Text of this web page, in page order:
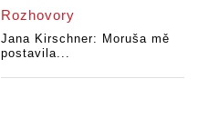
Rozhovory
Jana Kirschner: Moruša mě
postavila...